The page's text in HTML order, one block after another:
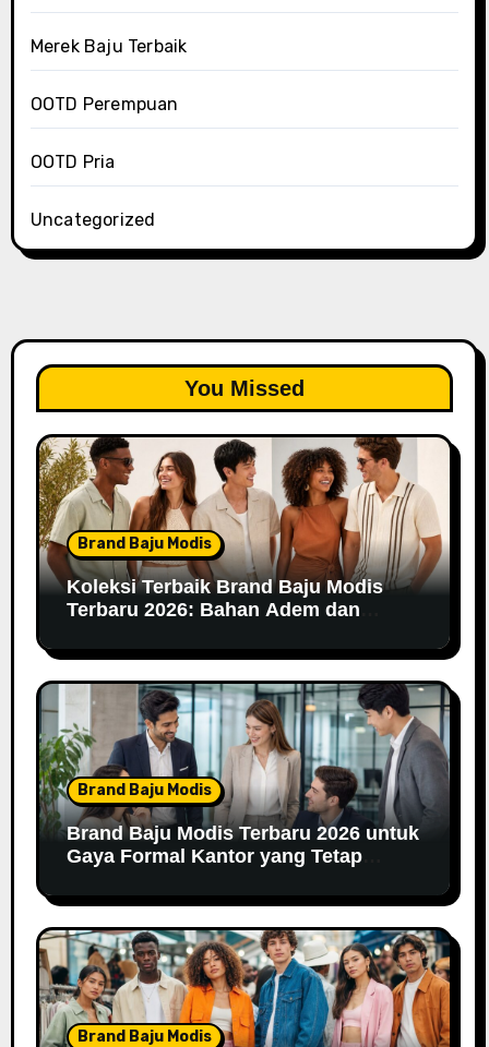
Merek Baju Terbaik
OOTD Perempuan
OOTD Pria
Uncategorized
You Missed
Brand Baju Modis
Koleksi Terbaik Brand Baju Modis
Terbaru 2026: Bahan Adem dan
Brand Baju Modis
Brand Baju Modis Terbaru 2026 untuk
Gaya Formal Kantor yang Tetap
Brand Baju Modis